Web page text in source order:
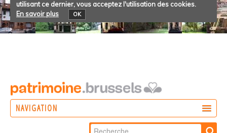
utilisant ce dernier, vous acceptez l'utilisation des cookies.
En savoir plus
OK
NAVIGATION
Chercher par